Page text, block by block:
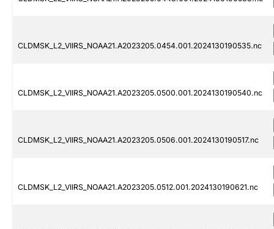
CLDMSK_L2_VIIRS_NOAA21.A2023205.0454.001.2024130190535.nc
CLDMSK_L2_VIIRS_NOAA21.A2023205.0500.001.2024130190540.nc
CLDMSK_L2_VIIRS_NOAA21.A2023205.0506.001.2024130190517.nc
CLDMSK_L2_VIIRS_NOAA21.A2023205.0512.001.2024130190621.nc